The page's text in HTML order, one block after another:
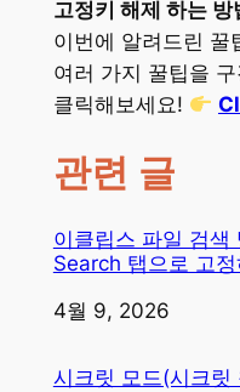
고정키 해제 하는 방
이번에 알려드린 꿀
여러 가지 꿀팁을
클릭해보세요!
관련 글
이클립스 파일 검
Search 탭으로 고정
일자
4월 9, 2026
시크릿 모드(시크